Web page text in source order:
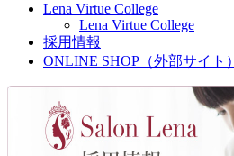
Lena Virtue College
Lena Virtue College
採用情報
ONLINE SHOP（外部サイト）